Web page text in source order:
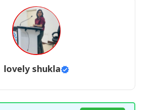
lovely shukla